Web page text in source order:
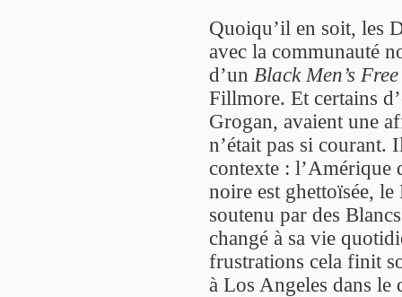
Quoiqu’il en soit, les
avec la communauté
d’un Black Men’s
Fillmore. Et certains
Grogan, avaient une
n’était pas si courant.
contexte : l’Amérique
noire est ghettoïsée,
soutenu par des
changé à sa vie
frustrations cela finit
à Los Angeles dans le